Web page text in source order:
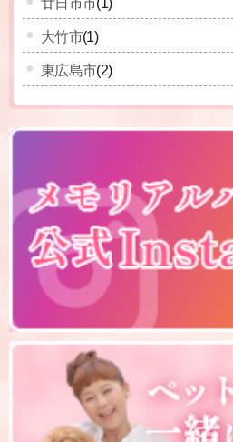
廿日市市(1)
大竹市(1)
東広島市(2)